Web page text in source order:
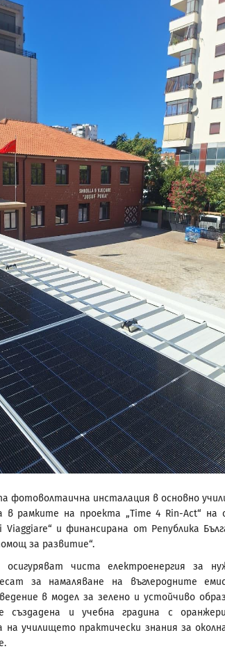
фотоволтаична инсталация в основно
в рамките на проекта „Time 4 Rin-Act“ на
и финансирана от Република
за развитие“.
чиста електроенергия за
за намаляване на въглеродните
в модел за зелено и устойчиво
и учебна градина с
на училището практически знания за